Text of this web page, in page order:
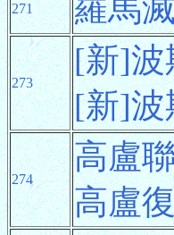
271 羅馬
273
[新]波
[新]波
274
高盧
高盧